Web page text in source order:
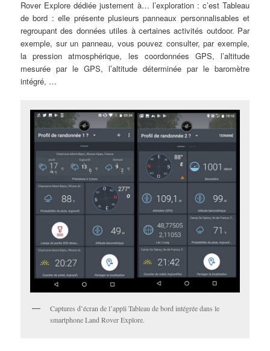
Rover Explore dédiée justement à… l’exploration : c’est Tableau
de bord : elle présente plusieurs panneaux personnalisables et
regroupant des données utiles à certaines activités outdoor. Par
exemple, sur un panneau, vous pouvez consulter, par exemple,
la pression atmosphérique, les coordonnées GPS, l’altitude
mesurée par le GPS, l’altitude déterminée par le baromètre
intégré, …
Captures d’écran de l’appli Tableau de bord intégrée dans le
smartphone Land Rover Explore.